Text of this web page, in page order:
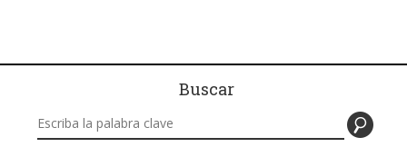
Buscar
Buscar en este sitio